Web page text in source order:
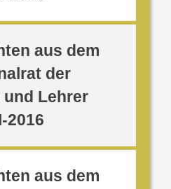
aus dem
der
Lehrer
2016
aus dem